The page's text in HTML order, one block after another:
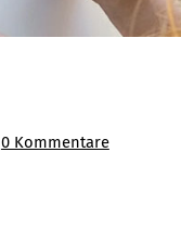
0 Kommentare